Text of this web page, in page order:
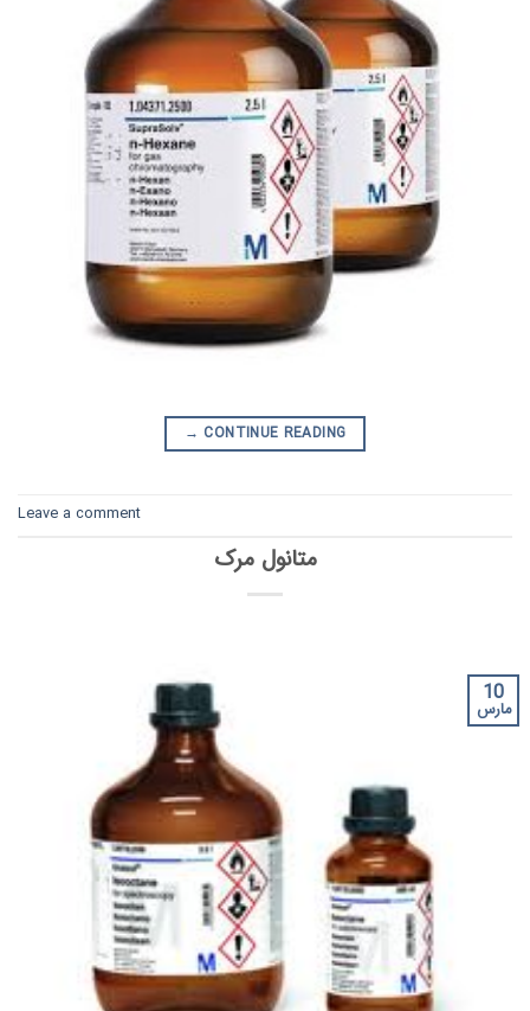
CONTINUE READING
→
Leave a comment
متانول مرک
10
مارس